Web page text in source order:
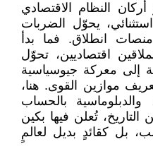
النظام الاقتصادي
يحوّل الضربات
انطلاق. فما بدأ
اقتصاديين، تحوّل
إلى معركة جيوسياسية
موازين القوى. هنا،
بالحساب
تُعلن فيها بكين
كقائدٍ بديل لعالمٍ